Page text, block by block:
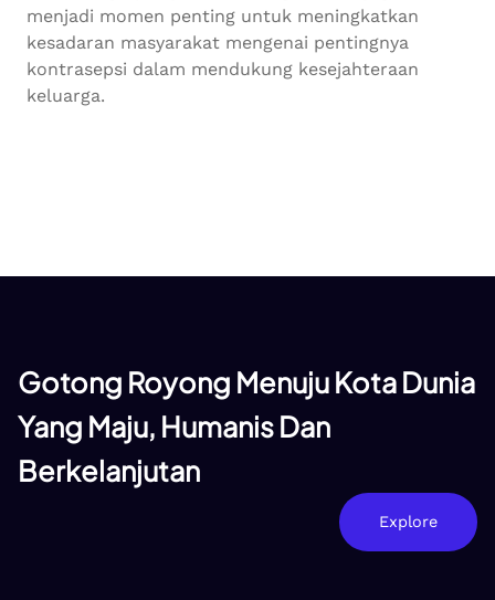
menjadi momen penting untuk meningkatkan
kesadaran masyarakat mengenai pentingnya
kontrasepsi dalam mendukung kesejahteraan
keluarga.
Gotong Royong Menuju Kota Dunia
Yang Maju, Humanis Dan
Berkelanjutan
Explore